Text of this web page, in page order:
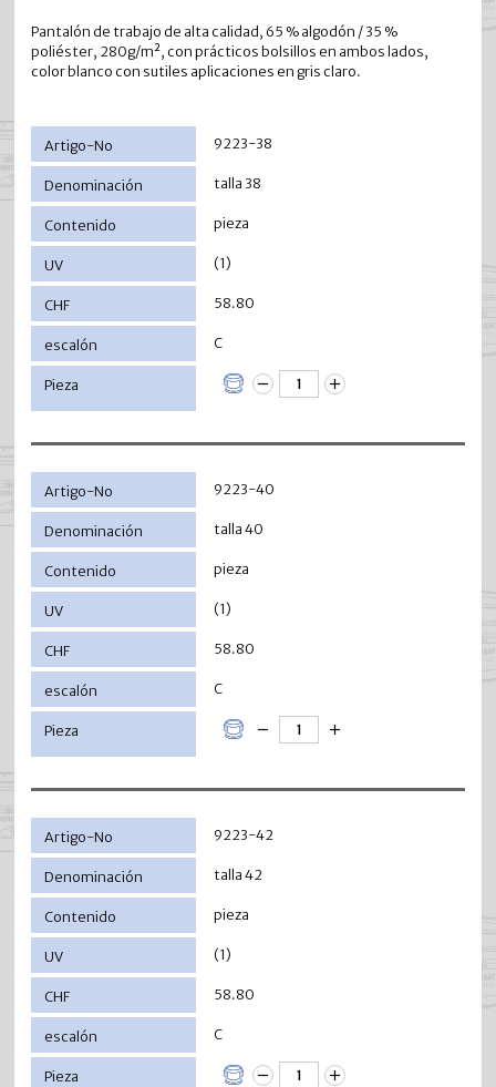
Pantalón de trabajo de alta calidad, 65 % algodón / 35 %
poliéster, 280g/m², con prácticos bolsillos en ambos lados,
color blanco con sutiles aplicaciones en gris claro.
9223-38
talla 38
pieza
(1)
58.80
C
9223-40
talla 40
pieza
(1)
58.80
C
9223-42
talla 42
pieza
(1)
58.80
C